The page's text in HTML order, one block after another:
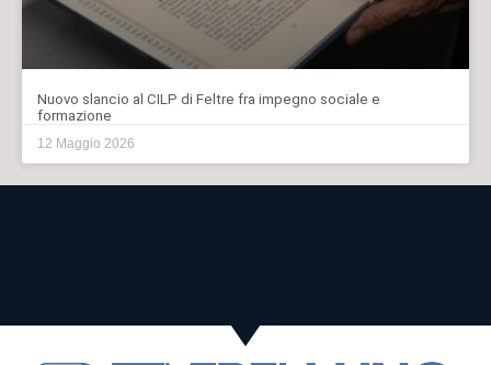
Nuovo slancio al CILP di Feltre fra impegno sociale e
formazione
12 Maggio 2026